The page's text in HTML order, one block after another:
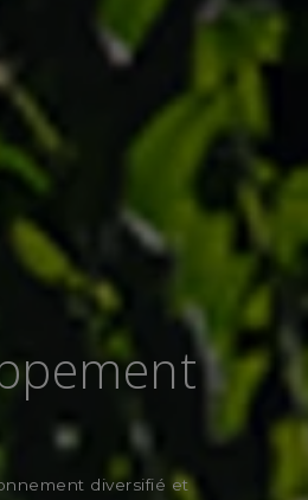
diversifié et